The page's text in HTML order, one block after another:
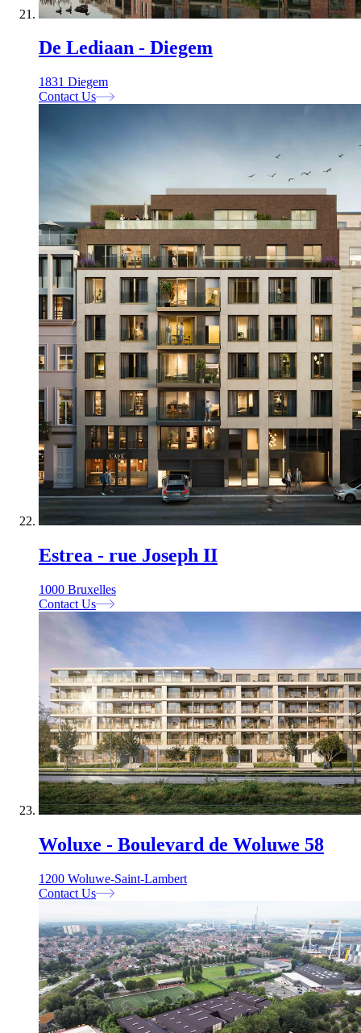
De Lediaan - Diegem
1831 Diegem
Contact Us
Estrea - rue Joseph II
1000 Bruxelles
Contact Us
Woluxe - Boulevard de Woluwe 58
1200 Woluwe-Saint-Lambert
Contact Us